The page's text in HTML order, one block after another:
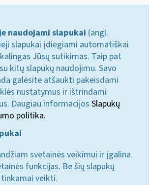
naudojami slapukai (angl.
slapukai įdiegiami automatiškai
Jūsų sutikimas. Taip pat
kitų slapukų naudojimu. Savo
galėsite atšaukti pakeisdami
nustatymus ir ištrindami
Daugiau informacijos Slapukų
politika.
svetainės veikimui ir įgalina
funkcijas. Be šių slapukų
veikti.